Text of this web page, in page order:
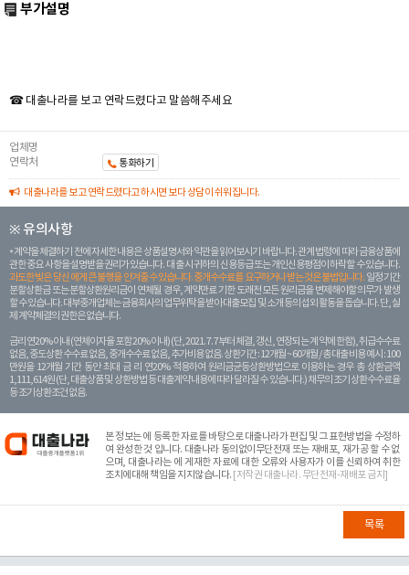
부가설명
☎ 대출나라를 보고 연락드렸다고 말씀해주세요
업체명
연락처
통화하기
대출나라를 보고 연락드렸다고 하시면 보다 상담이 쉬워집니다.
※ 유의사항
계약을 체결하기 전에 자세한 내용은 상품설명서와 약관을 읽어보시기 바랍니다. 관계 법령에 따라 금융상품에
관한 중요 사항을 설명받을 권리가 있습니다. 대 출 시 귀하의 신용등급 또는 개인신용평점이 하락할 수 있습니다.
과도한 빚은 당신 에게 큰 불행을 안겨줄 수 있습니다. 중개수수료를 요구하거나 받는 것은 불법입니다. 일정 기간
분할상환금 또는 분할상환원리금이 연체될 경우, 계약만료 기한 도래전 모든 원리금을 변제해야할 의무가 발생
할 수 있습니다. 대부중개업체는 금융회사의 업무위탁을 받아 대출모집 및 소개 등의 섭외 활동을 돕습니다. 단, 실
제 계약체결의 권한은 없습니다.
금리 연20% 이내 (연체이자율 포함 20% 이내) (단, 2021. 7. 7부터 체결, 갱신, 연장되는 계 약에 한함), 취급수수료
없음, 중도상환 수수료 없음, 중개수수료 없음, 추가비용 없음. 상환기간 : 12개월 ~ 60개월 / 총 대출 비용 예시 : 100
만원을 12개월 기간 동안 최대 금 리 연20% 적용하여 원리금균등상환방법으로 이용하는 경우 총 상환금액
1,111,614원 (단, 대출상품 및 상환방법 등 대출계약 내용에 따라 달라질 수 있습니다.) 채무의 조기 상환수수료율
등 조기상환조건 없음.
본 정보는에 등록한 자료를 바탕으로 대출나라가 편집 및 그 표현방법을 수정하
여 완성한 것 입니다. 대출나라 동의없이무단전재 또는 재배포, 재가공 할 수 없
으며, 대출나라는 에 게재한 자료에 대한 오류와 사용자가 이를 신뢰하여 취한
조치에대해 책임을 지지않습니다. [저작권 대출나라. 무단전재-재배포 금지]
목록